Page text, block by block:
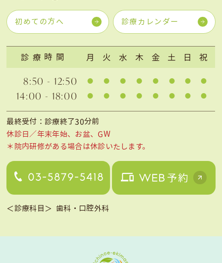
初めての方へ 診療カレンダー
診療時間 月 火 水 木 金 土 日 祝
8:50 - 12:50
14:00 - 18:00
最終受付：診療終了30分前
休診日／年末年始、お盆、GW
＊院内研修がある場合は休診いたします。
＜診療科目＞ 歯科・口腔外科